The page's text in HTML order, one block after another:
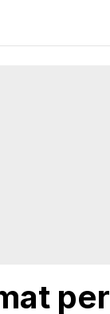
per